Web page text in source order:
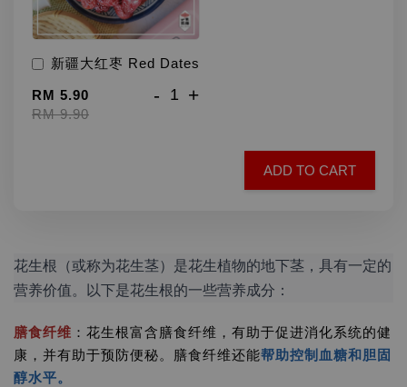
新疆大红枣 Red Dates
RM 5.90
RM 9.90
- +
ADD TO CART
花生根（或称为花生茎）是花生植物的地下茎，具有一定的
营养价值。以下是花生根的一些营养成分：
膳食纤维 ：花生根富含膳食纤维，有助于促进消化系统的健
康，并有助于预防便秘。膳食纤维还能帮助控制血糖和胆固
醇水平。